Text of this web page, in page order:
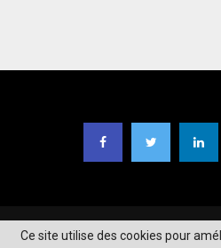
Copyright © 2021TIC Magazine BF|
Ce site utilise des cookies pour